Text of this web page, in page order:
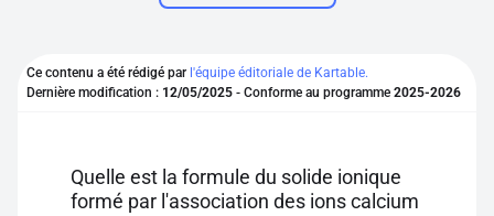
Se connecter
Pour profiter de 10 contenus offerts.
Ce contenu a été rédigé par l'équipe éditoriale de Kartable.
Dernière modification : 12/05/2025 - Conforme au programme 2025-2026
Quelle est la formule du solide ionique
formé par l'association des ions calcium